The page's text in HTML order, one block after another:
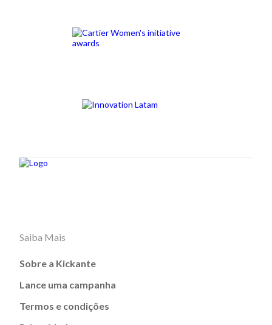
Saiba Mais
Sobre a Kickante
Lance uma campanha
Termos e condições